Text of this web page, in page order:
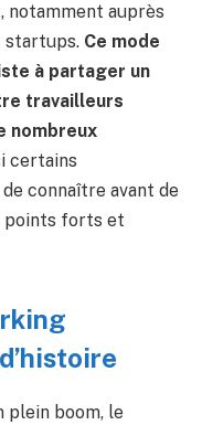
notamment auprès
startups. Ce mode
à partager un
travailleurs
nombreux
certains
connaître avant de
points forts et
plein boom, le